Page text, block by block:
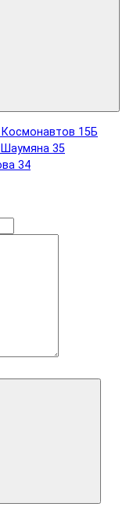
Космонавтов 15Б
Шаумяна 35
34